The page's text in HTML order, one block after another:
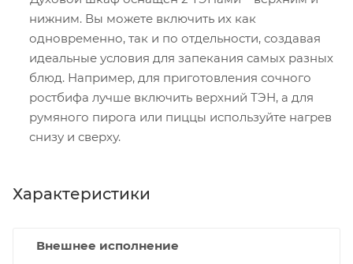
нижним. Вы можете включить их как
одновременно, так и по отдельности, создавая
идеальные условия для запекания самых разных
блюд. Например, для приготовления сочного
ростбифа лучше включить верхний ТЭН, а для
румяного пирога или пиццы используйте нагрев
снизу и сверху.
Характеристики
Внешнее исполнение